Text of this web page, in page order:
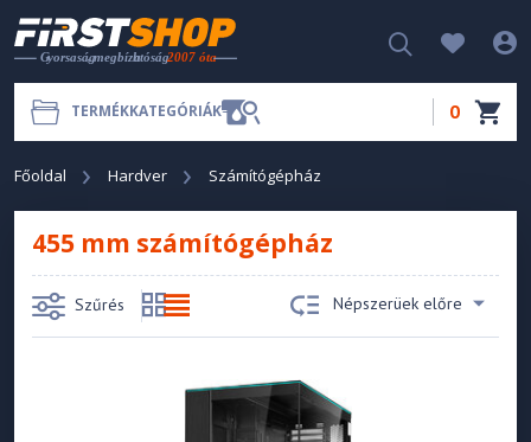
TERMÉKKATEGÓRIÁK 0
Főoldal Hardver Számítógépház
455 mm számítógépház
Szűrés Népszerüek előre